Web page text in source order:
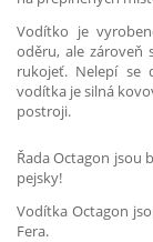
Vodítko je
oděru, ale zároveň
rukojeť. Nelepí se
vodítka je silná
postroji.
Řada Octagon jsou
pejsky!
Vodítka Octagon
Fera.